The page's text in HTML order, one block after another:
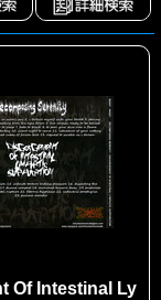
Of Intestinal Ly